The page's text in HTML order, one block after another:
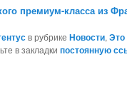
премиум-класса из
в рубрикеНовости,Это
в закладкипостоянную